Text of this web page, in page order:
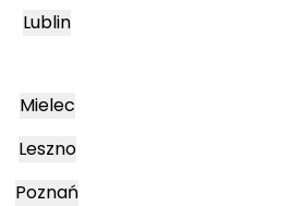
Lublin
Mielec
Leszno
Poznań